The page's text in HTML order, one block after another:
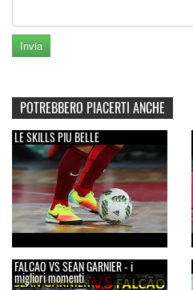
POTREBBERO PIACERTI ANCHE
LE SKILLS PIU BELLE
FALCAO VS SEAN GARNIER - i
migliori momenti